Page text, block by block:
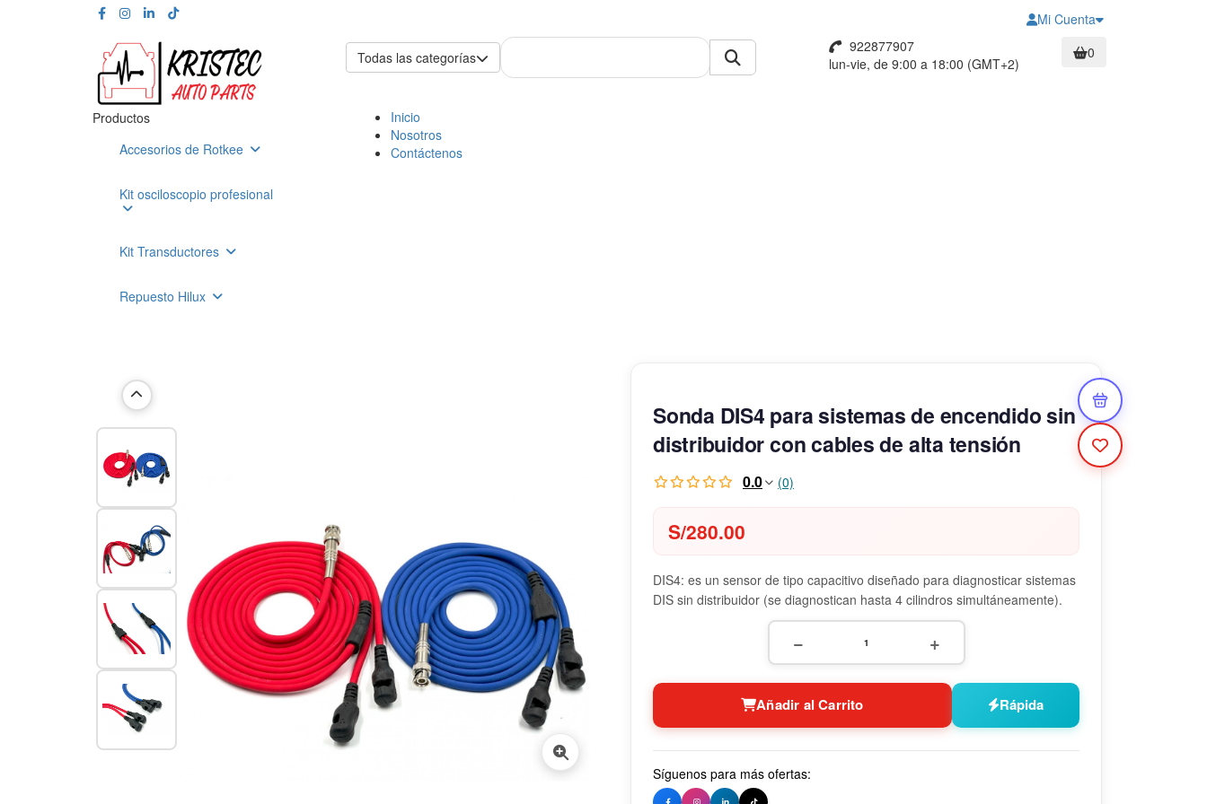
Mi Cuenta
922877907
lun-vie, de 9:00 a 18:00 (GMT+2)
0
Todas las categorías
Inicio
Nosotros
Contáctenos
Productos
Accesorios de Rotkee
Kit osciloscopio profesional
Kit Transductores
Repuesto Hilux
Sonda DIS4 para sistemas de encendido sin
distribuidor con cables de alta tensión
0.0 (0)
S/280.00
DIS4: es un sensor de tipo capacitivo diseñado para diagnosticar sistemas
DIS sin distribuidor (se diagnostican hasta 4 cilindros simultáneamente).
− +
Añadir al Carrito Rápida
Síguenos para más ofertas: